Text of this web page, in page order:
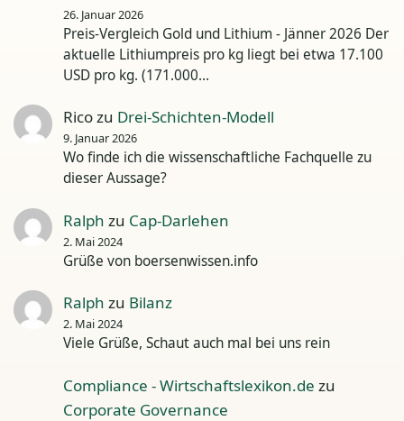
26. Januar 2026
Preis-Vergleich Gold und Lithium - Jänner 2026 Der
aktuelle Lithiumpreis pro kg liegt bei etwa 17.100
USD pro kg. (171.000…
Ricozu Drei-Schichten-Modell
9. Januar 2026
Wo finde ich die wissenschaftliche Fachquelle zu
dieser Aussage?
Ralph zu Cap-Darlehen
2. Mai 2024
Grüße von boersenwissen.info
Ralph zu Bilanz
2. Mai 2024
Viele Grüße, Schaut auch mal bei uns rein
Compliance - Wirtschaftslexikon.de zu
Corporate Governance